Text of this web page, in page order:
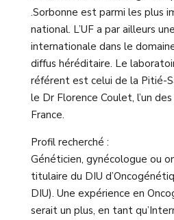
.Sorbonne est parmi les plus
national. L’UF a par ailleurs
internationale dans le
diffus héréditaire. Le
référent est celui de la Pitié-
le Dr Florence Coulet, l’un
France.
Profil recherché :
Généticien, gynécologue ou
titulaire du DIU
DIU). Une expérience en
serait un plus, en tant